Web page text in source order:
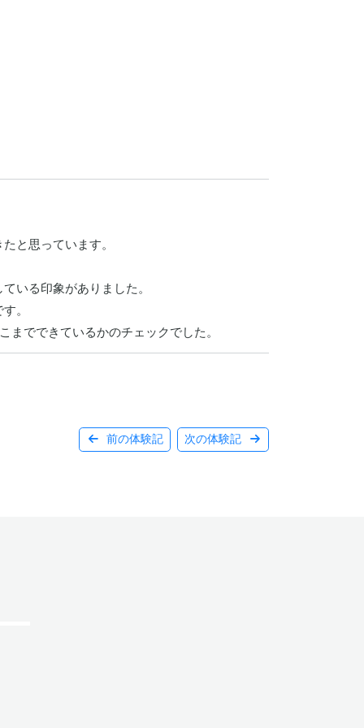
と思っています。
いる印象がありました。
。
でできているかのチェックでした。
前の体験記 次の体験記